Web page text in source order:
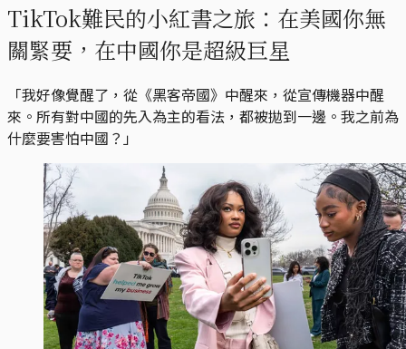
TikTok難民的小紅書之旅：在美國你無
關緊要，在中國你是超級巨星
「我好像覺醒了，從《黑客帝國》中醒來，從宣傳機器中醒
來。所有對中國的先入為主的看法，都被拋到一邊。我之前為
什麼要害怕中國？」